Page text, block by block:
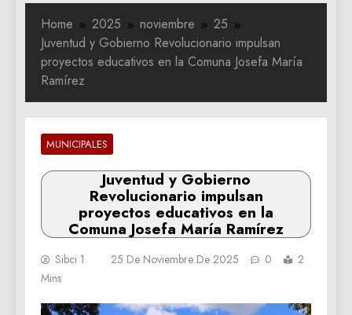
Home 2025 noviembre
25
Juventud y Gobierno Revolucionario impulsan
proyectos educativos en la Comuna Josefa María
Ramírez
MUNICIPALES
Juventud y Gobierno
Revolucionario impulsan
proyectos educativos en la
Comuna Josefa María Ramírez
Sibci 1 25 De Noviembre De 2025 0
2
Mins